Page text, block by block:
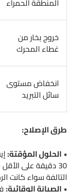
المنطقة الحمراء
خروج بخار من
غطاء المحرك
انخفاض مستوى
سائل التبريد
طرق الإصلاح:
• الحلول المؤقتة:
30 دقيقة على الأقل •
التالفة سواء كانت
• الصيانة الوقائية: